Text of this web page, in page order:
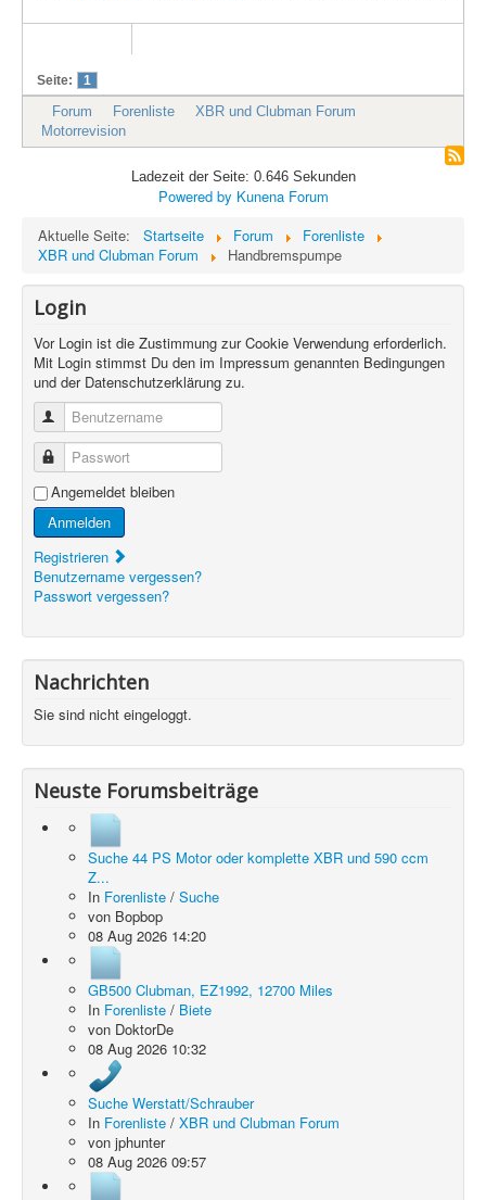
Seite: 1
Forum Forenliste
XBR und Clubman Forum
Motorrevision
Ladezeit der Seite: 0.646 Sekunden
Powered by Kunena Forum
Aktuelle Seite:
Startseite Forum
Forenliste
XBR und Clubman Forum
Handbremspumpe
Login
Vor Login ist die Zustimmung zur Cookie Verwendung erforderlich.
Mit Login stimmst Du den im Impressum genannten Bedingungen
und der Datenschutzerklärung zu.
Benutzername
Passwort
Angemeldet bleiben
Anmelden
Registrieren
Benutzername vergessen?
Passwort vergessen?
Nachrichten
Sie sind nicht eingeloggt.
Neuste Forumsbeiträge
Suche 44 PS Motor oder komplette XBR und 590 ccm
Z...
In Forenliste / Suche
von Bopbop
08 Aug 2026 14:20
GB500 Clubman, EZ1992, 12700 Miles
In Forenliste / Biete
von DoktorDe
08 Aug 2026 10:32
Suche Werstatt/Schrauber
In Forenliste / XBR und Clubman Forum
von jphunter
08 Aug 2026 09:57